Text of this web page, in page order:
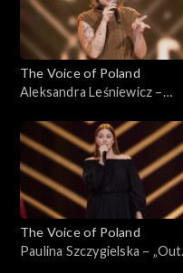
The Voice of Poland
Aleksandra Leśniewicz –
Voice of Poland”,
Przesłuchania w ciemno, 5
października 2024
The Voice of Poland
Paulina Szczygielska – „Out